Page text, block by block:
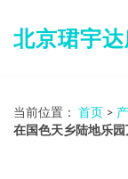
北京珺宇
当前位置： 首页 >
在国色天乡陆地乐